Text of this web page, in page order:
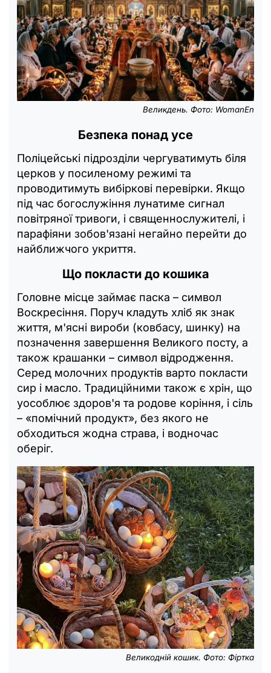
Великдень. Фото: WomanEn
Безпека понад усе
Поліцейські підрозділи чергуватимуть біля
церков у посиленому режимі та
проводитимуть вибіркові перевірки. Якщо
під час богослужіння лунатиме сигнал
повітряної тривоги, і священнослужителі, і
парафіяни зобов'язані негайно перейти до
найближчого укриття.
Що покласти до кошика
Головне місце займає паска – символ
Воскресіння. Поруч кладуть хліб як знак
життя, м'ясні вироби (ковбасу, шинку) на
позначення завершення Великого посту, а
також крашанки – символ відродження.
Серед молочних продуктів варто покласти
сир і масло. Традиційними також є хрін, що
уособлює здоров'я та родове коріння, і сіль
– «помічний продукт», без якого не
обходиться жодна страва, і водночас
оберіг.
Великодній кошик. Фото: Фіртка